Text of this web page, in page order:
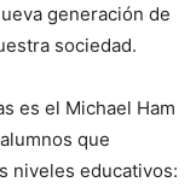
generación de
sociedad.
es el Michael Ham
que
niveles educativos: